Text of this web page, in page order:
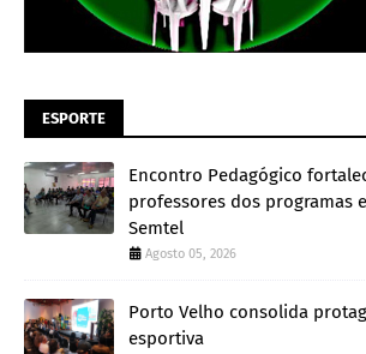
ESPORTE
Encontro Pedagógico
professores dos programas
Semtel
Agosto 05, 2026
Porto Velho consolida
esportiva